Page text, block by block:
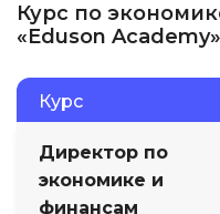
Курс по
«Eduson Academy»
Курс
Директор по
экономике и
финансам